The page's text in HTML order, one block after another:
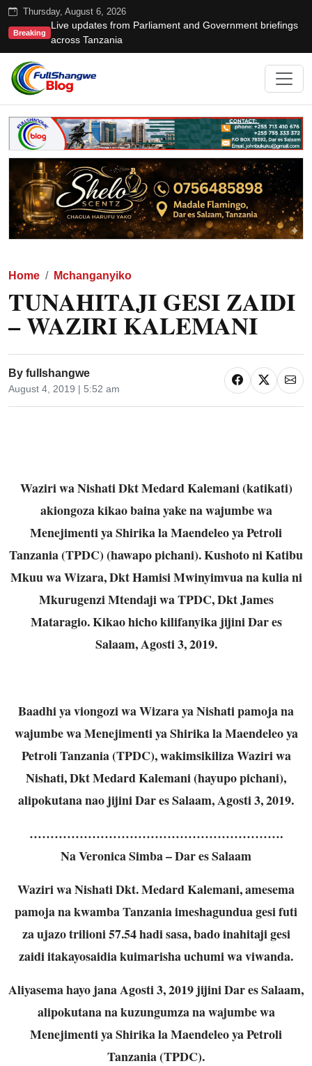
Thursday, August 6, 2026
Breaking
Live updates from Parliament and Government briefings
across Tanzania
Home Mchanganyiko
TUNAHITAJI GESI ZAIDI
– WAZIRI KALEMANI
By fullshangwe
August 4, 2019 | 5:52 am
Waziri wa Nishati Dkt Medard Kalemani (katikati)
akiongoza kikao baina yake na wajumbe wa
Menejimenti ya Shirika la Maendeleo ya Petroli
Tanzania (TPDC) (hawapo pichani). Kushoto ni Katibu
Mkuu wa Wizara, Dkt Hamisi Mwinyimvua na kulia ni
Mkurugenzi Mtendaji wa TPDC, Dkt James
Mataragio. Kikao hicho kilifanyika jijini Dar es
Salaam, Agosti 3, 2019.
Baadhi ya viongozi wa Wizara ya Nishati pamoja na
wajumbe wa Menejimenti ya Shirika la Maendeleo ya
Petroli Tanzania (TPDC), wakimsikiliza Waziri wa
Nishati, Dkt Medard Kalemani (hayupo pichani),
alipokutana nao jijini Dar es Salaam, Agosti 3, 2019.
…………………………………………………….
Na Veronica Simba – Dar es Salaam
Waziri wa Nishati Dkt. Medard Kalemani, amesema
pamoja na kwamba Tanzania imeshagundua gesi futi
za ujazo trilioni 57.54 hadi sasa, bado inahitaji gesi
zaidi itakayosaidia kuimarisha uchumi wa viwanda.
Aliyasema hayo jana Agosti 3, 2019 jijini Dar es Salaam,
alipokutana na kuzungumza na wajumbe wa
Menejimenti ya Shirika la Maendeleo ya Petroli
Tanzania (TPDC).